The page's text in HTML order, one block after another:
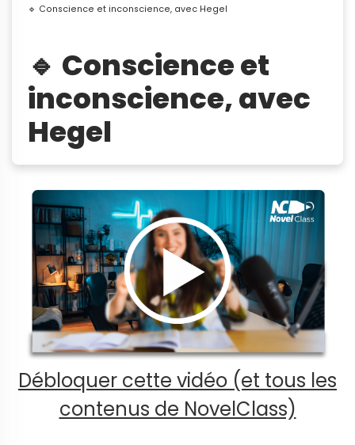
🔹 Conscience et inconscience, avec Hegel
🔹 Conscience et
inconscience, avec
Hegel
Débloquer cette vidéo (et tous les
contenus de NovelClass)